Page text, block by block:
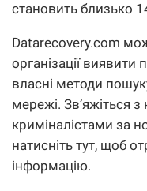
становить близько
Datarecovery.com
організації
власні методи
мережі. Зв’яжіться
криміналістами за
натисніть тут, щоб
інформацію.